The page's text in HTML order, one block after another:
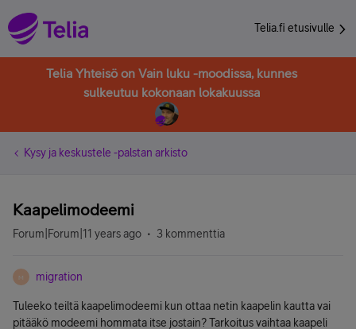
Telia.fi etusivulle
Telia Yhteisö on Vain luku -moodissa, kunnes
sulkeutuu kokonaan lokakuussa
Kysy ja keskustele -palstan arkisto
Kaapelimodeemi
Forum|Forum|11 years ago 3 kommenttia
M migration
Tuleeko teiltä kaapelimodeemi kun ottaa netin kaapelin kautta vai
pitääkö modeemi hommata itse jostain? Tarkoitus vaihtaa kaapeli